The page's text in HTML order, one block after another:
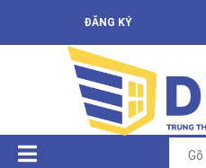
ĐĂNG KÝ